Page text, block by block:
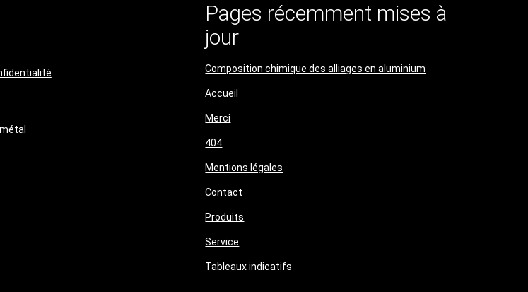
Pages récemment mises à
jour
Composition chimique des alliages en aluminium
Accueil
Merci
404
Mentions légales
Contact
Produits
Service
Tableaux indicatifs